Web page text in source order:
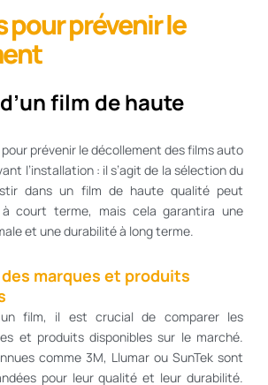
prévenir le
film de haute
prévenir le décollement des films auto
l’installation : il s’agit de la sélection du
dans un film de haute qualité peut
court terme, mais cela garantira une
et une durabilité à long terme.
marques et produits
un film, il est crucial de comparer les
et produits disponibles sur le marché.
comme 3M, Llumar ou SunTek sont
pour leur qualité et leur durabilité.